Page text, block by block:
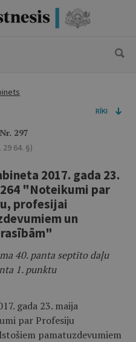
RĪKI
297
64. §)
2017. gada 23.
"Noteikumi par
profesijai
un
40. panta septīto daļu
1. punktu
gada 23. maija
par Profesiju
pamatuzdevumiem